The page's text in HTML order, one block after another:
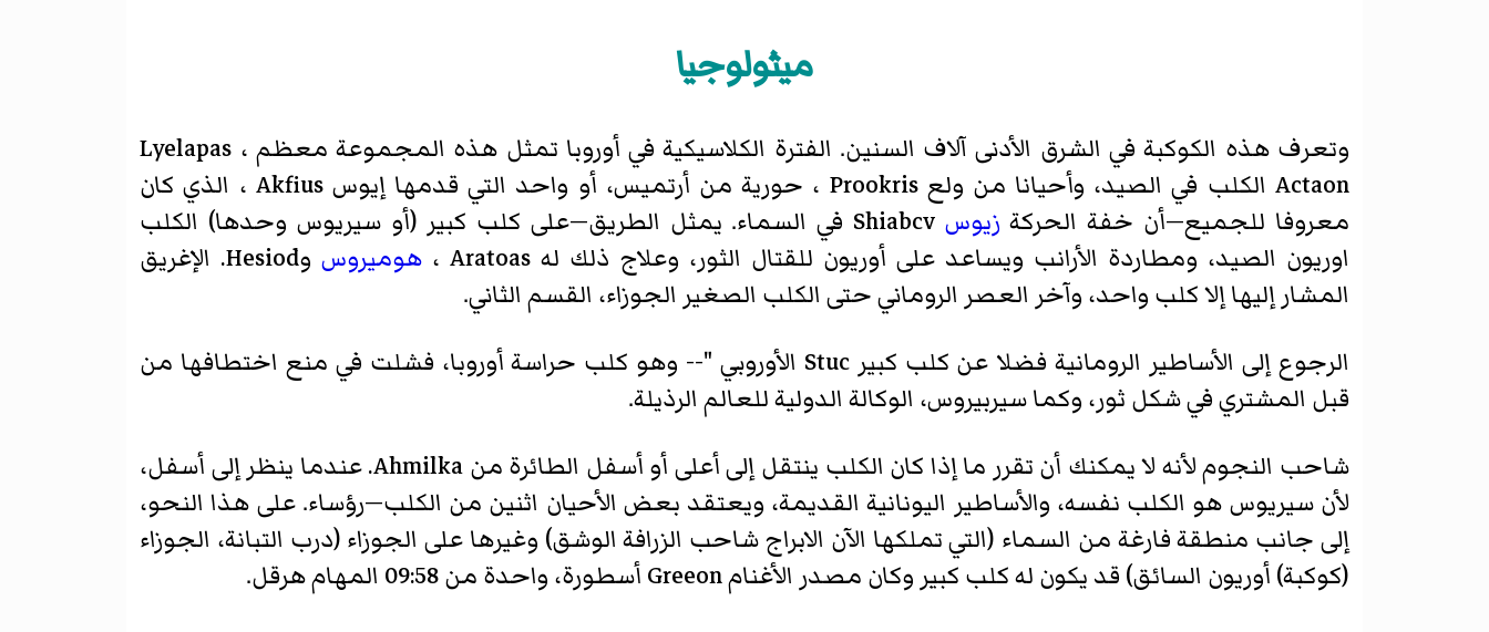
ميثولوجيا
وتعرف هذه الكوكبة في الشرق الأدنى آلاف السنين. الفترة الكلاسيكية في أوروبا تمثل هذه المجموعة معظم Lyelapas ،
Actaon الكلب في الصيد، وأحيانا من ولع Prookris ، حورية من أرتميس، أو واحد التي قدمها إيوس Akfius ، الذي كان
معروفا للجميع—أن خفة الحركة زيوس
Shiabcv في السماء. يمثل الطريق—على كلب كبير (أو سيريوس وحدها) الكلب
اوريون الصيد، ومطاردة الأرانب ويساعد على أوريون للقتال الثور، وعلاج ذلك له Aratoas ،
هوميروس
وHesiod. الإغريق
المشار إليها إلا كلب واحد، وآخر العصر الروماني حتى الكلب الصغير الجوزاء، القسم الثاني.
الرجوع إلى الأساطير الرومانية فضلا عن كلب كبير Stuc الأوروبي "-- وهو كلب حراسة أوروبا، فشلت في منع اختطافها من
قبل المشتري في شكل ثور، وكما سيربيروس، الوكالة الدولية للعالم الرذيلة.
شاحب النجوم لأنه لا يمكنك أن تقرر ما إذا كان الكلب ينتقل إلى أعلى أو أسفل الطائرة من Ahmilka. عندما ينظر إلى أسفل،
لأن سيريوس هو الكلب نفسه، والأساطير اليونانية القديمة، ويعتقد بعض الأحيان اثنين من الكلب—رؤساء. على هذا النحو،
إلى جانب منطقة فارغة من السماء (التي تملكها الآن الابراج شاحب الزرافة الوشق) وغيرها على الجوزاء (درب التبانة، الجوزاء
(كوكبة) أوريون السائق) قد يكون له كلب كبير وكان مصدر الأغنام Greeon أسطورة، واحدة من 09:58 المهام هرقل.